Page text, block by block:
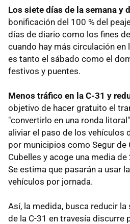
Los siete días de la semana y
bonificación del 100 % del
días de diario como los fines
cuando hay más circulación en
es tanto el sábado como el
festivos y puentes.
Menos tráfico en la C-31 y
objetivo de hacer gratuito el
"convertirlo en una ronda
aliviar el paso de los vehículos
por municipios como Segur de
Cubelles y acoge una media
Se estima que pasarán a usar
vehículos por jornada.
Así, la medida, busca reducir
de la C-31 en travesía discurre